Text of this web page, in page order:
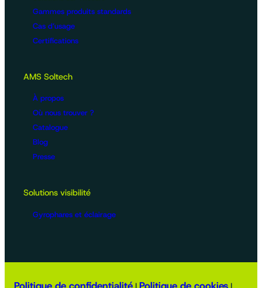
Gammes produits standards
Cas d’usage
Certifications
AMS Soltech
À propos
Où nous trouver ?
Catalogue
Blog
Presse
Solutions visibilité
Gyrophares et éclairage